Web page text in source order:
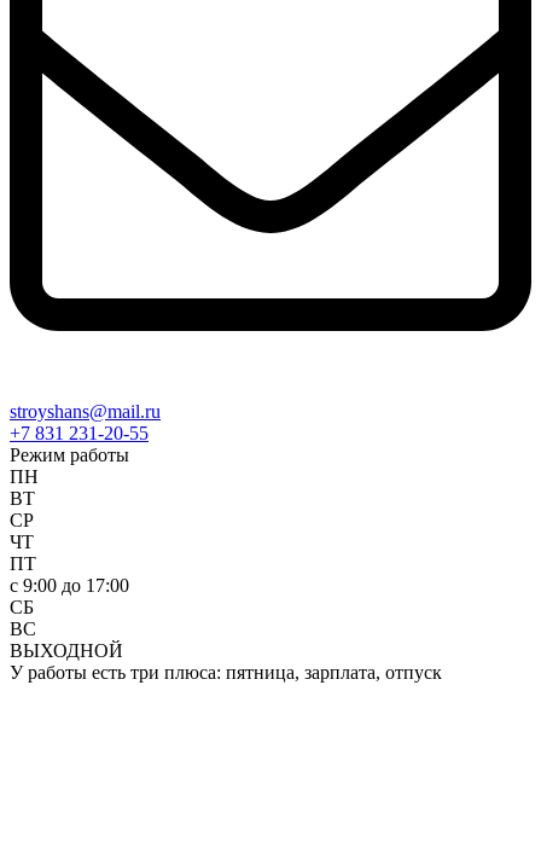
stroyshans@mail.ru
+7 831 231-20-55
Режим работы
ПН
ВТ
СР
ЧТ
ПТ
c 9:00 до 17:00
СБ
ВС
ВЫХОДНОЙ
У работы есть три плюса: пятница, зарплата, отпуск